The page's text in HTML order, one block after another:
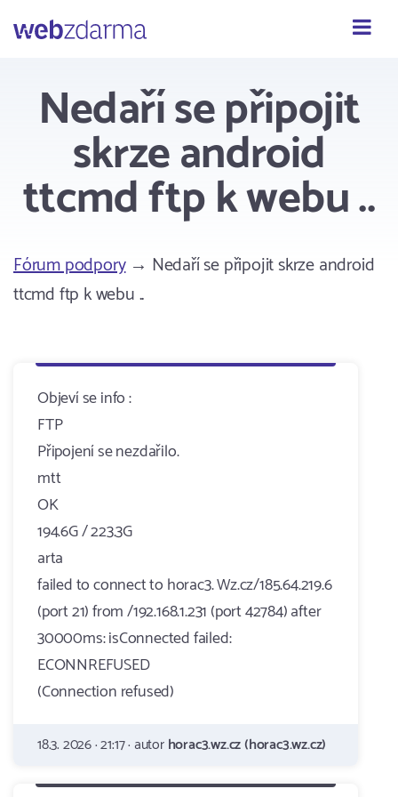
Webzdarma
Nedaří se připojit
skrze android
ttcmd ftp k webu ..
Fórum podpory→ Nedaří se připojit skrze android
ttcmd ftp k webu ..
Objeví se info :
FTP
Připojení se nezdařilo.
mtt
OK
194.6G / 223.3G
arta
failed to connect to horac3. Wz.cz/185.64.219.6
(port 21) from /192.168.1.231 (port 42784) after
30000ms: isConnected failed:
ECONNREFUSED
(Connection refused)
18.3. 2026 · 21:17 · autorhorac3.wz.cz (horac3.wz.cz)